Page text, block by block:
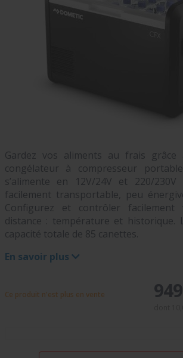
Gardez vos aliments au frais grâce
congélateur à compresseur
s’alimente en 12V/24V et 220/
facilement transportable, peu
Configurez et contrôler
distance : température et historique.
capacité totale de 85 canettes.
En savoir plus
Ce produit n'est plus en vente